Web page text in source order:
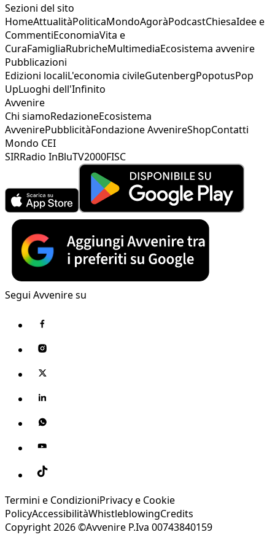
Sezioni del sito
HomeAttualitàPoliticaMondoAgoràPodcastChiesaIdee e
CommentiEconomiaVita e
CuraFamigliaRubricheMultimediaEcosistema avvenire
Pubblicazioni
Edizioni localiL'economia civileGutenbergPopotusPop
UpLuoghi dell'Infinito
Avvenire
Chi siamoRedazioneEcosistema
AvvenirePubblicitàFondazione AvvenireShopContatti
Mondo CEI
SIRRadio InBluTV2000FISC
Segui Avvenire su
Termini e CondizioniPrivacy e Cookie
PolicyAccessibilitàWhistleblowingCredits
Copyright 2026 ©Avvenire P.Iva 00743840159